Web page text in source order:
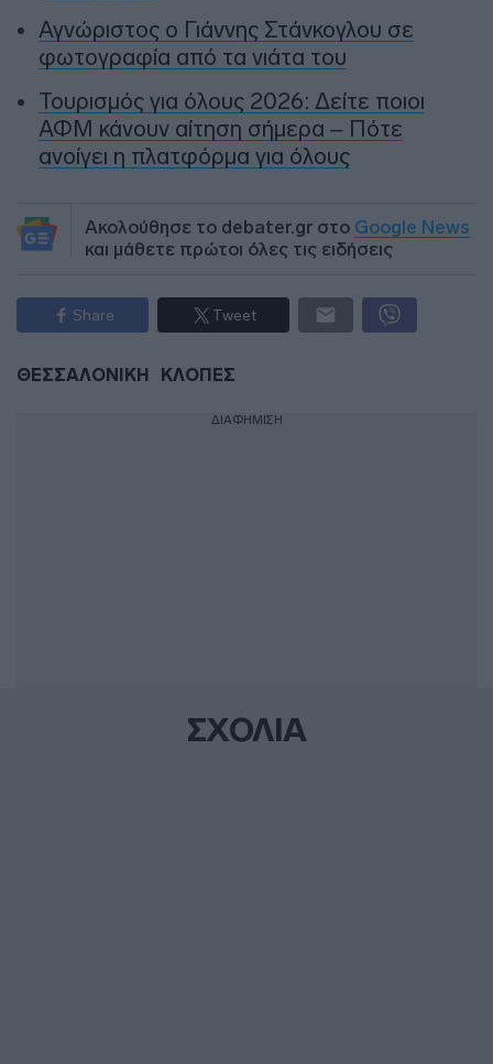
Αγνώριστος ο Γιάννης Στάνκογλου σε
φωτογραφία από τα νιάτα του
Τουρισμός για όλους 2026: Δείτε ποιοι
ΑΦΜ κάνουν αίτηση σήμερα – Πότε
ανοίγει η πλατφόρμα για όλους
Ακολούθησε το debater.gr στο Google News
και μάθετε πρώτοι όλες τις ειδήσεις
Share Tweet
ΘΕΣΣΑΛΟΝΙΚΗ ΚΛΟΠΕΣ
ΔΙΑΦΗΜΙΣΗ
ΣΧΟΛΙΑ